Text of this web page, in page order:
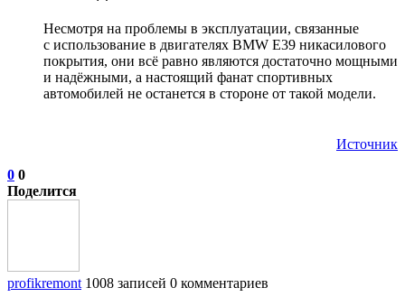
Несмотря на проблемы в эксплуатации, связанные
с использование в двигателях BMW E39 никасилового
покрытия, они всё равно являются достаточно мощными
и надёжными, а настоящий фанат спортивных
автомобилей не останется в стороне от такой модели.
Источник
0 0
Поделится
profikremont 1008 записей 0 комментариев